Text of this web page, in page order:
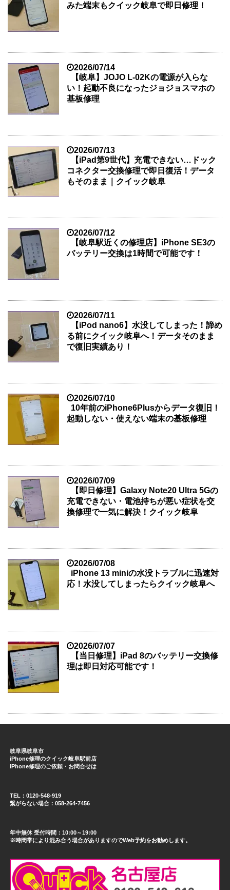
みた端末もクイック岐阜で即日修理！
2026/07/14
【岐阜】JOJO L-02Kの電源が入らな
い！起動不良になったジョジョスマホの
基板修理
2026/07/13
【iPad第9世代】充電できない…ドック
コネクター交換修理で即日復活！データ
もそのまま｜クイック岐阜
2026/07/12
【岐阜駅近くの修理店】iPhone SE3の
バッテリー交換は1時間で可能です！
2026/07/11
【iPod nano6】水没してしまった！諦め
る前にクイック岐阜へ！データそのまま
で復旧実績あり！
2026/07/10
10年前のiPhone6Plusからデータ復旧！
起動しない・使えない端末の基板修理
2026/07/09
【即日修理】Galaxy Note20 Ultra 5Gの
充電できない・電池持ちが悪い症状を交
換修理で一気に解決！クイック岐阜
2026/07/08
iPhone 13 miniの水没トラブルに迅速対
応！水没してしまったらクイック岐阜へ
2026/07/07
【当日修理】iPad 8のバッテリー交換修
理は即日対応可能です！
岐阜県岐阜市
iPhone修理のクイック岐阜駅前店
iPhone修理のご依頼・お問合せは
TEL：0120-548-919
繋がらない場合：058-264-7456
年中無休 受付時間：10:00～19:00
※時間帯により混み合う場合がありますのでWeb予約をお勧めします。